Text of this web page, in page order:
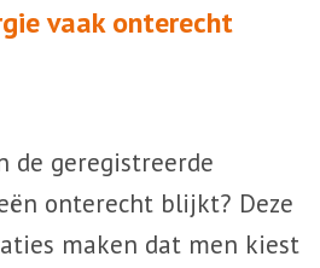
vaak onterecht
de geregistreerde
onterecht blijkt? Deze
maken dat men kiest